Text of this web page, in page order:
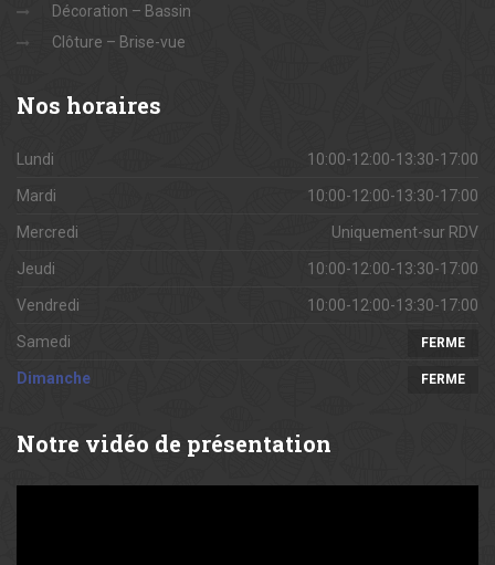
Décoration – Bassin
Clôture – Brise-vue
Nos horaires
Lundi 10:00-12:00-13:30-17:00
Mardi 10:00-12:00-13:30-17:00
Mercredi Uniquement-sur RDV
Jeudi 10:00-12:00-13:30-17:00
Vendredi 10:00-12:00-13:30-17:00
Samedi FERME
Dimanche FERME
Notre vidéo de présentation